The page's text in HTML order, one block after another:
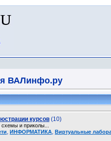
ВАЛинфо.ру
курсов (10)
и приколы...
, ИНФОРМАТИКА, Виртуальные